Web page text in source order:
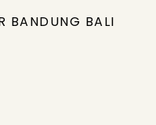
BANDUNG BALI